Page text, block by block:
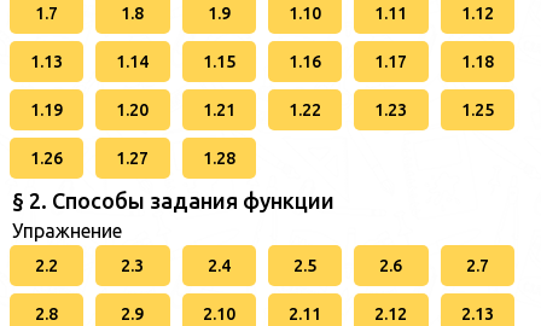
1.7 1.8 1.9 1.10 1.11 1.12
1.13 1.14 1.15 1.16 1.17 1.18
1.19 1.20 1.21 1.22 1.23 1.25
1.26 1.27 1.28
§ 2. Способы задания функции
Упражнение
2.2 2.3 2.4 2.5 2.6 2.7
2.8 2.9 2.10 2.11 2.12 2.13